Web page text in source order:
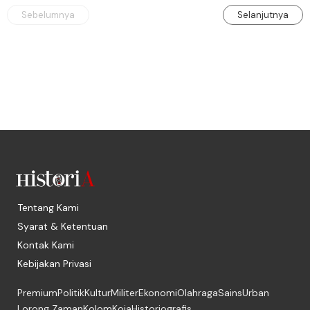
Sebelumnya Selanjutnya
Tentang Kami
Syarat & Ketentuan
Kontak Kami
Kebijakan Privasi
PremiumPolitikKulturMiliterEkonomiOlahragaSainsUrban